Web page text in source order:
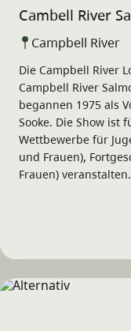
Cambell River
Campbell River
Die Campbell River
Campbell River
begannen 1975 als
Sooke. Die Show ist
Wettbewerbe für
und Frauen),
Frauen) veranstalten.